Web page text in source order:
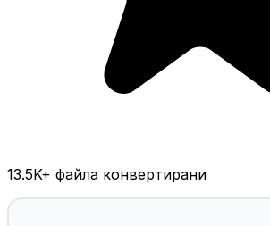
13.5K+ файла конвертирани